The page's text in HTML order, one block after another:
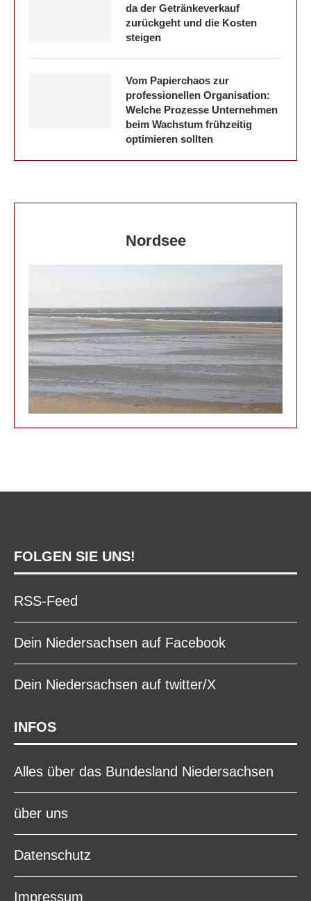
da der Getränkeverkauf
zurückgeht und die Kosten
steigen
Vom Papierchaos zur
professionellen Organisation:
Welche Prozesse Unternehmen
beim Wachstum frühzeitig
optimieren sollten
Nordsee
FOLGEN SIE UNS!
RSS-Feed
Dein Niedersachsen auf Facebook
Dein Niedersachsen auf twitter/X
INFOS
Alles über das Bundesland Niedersachsen
über uns
Datenschutz
Impressum